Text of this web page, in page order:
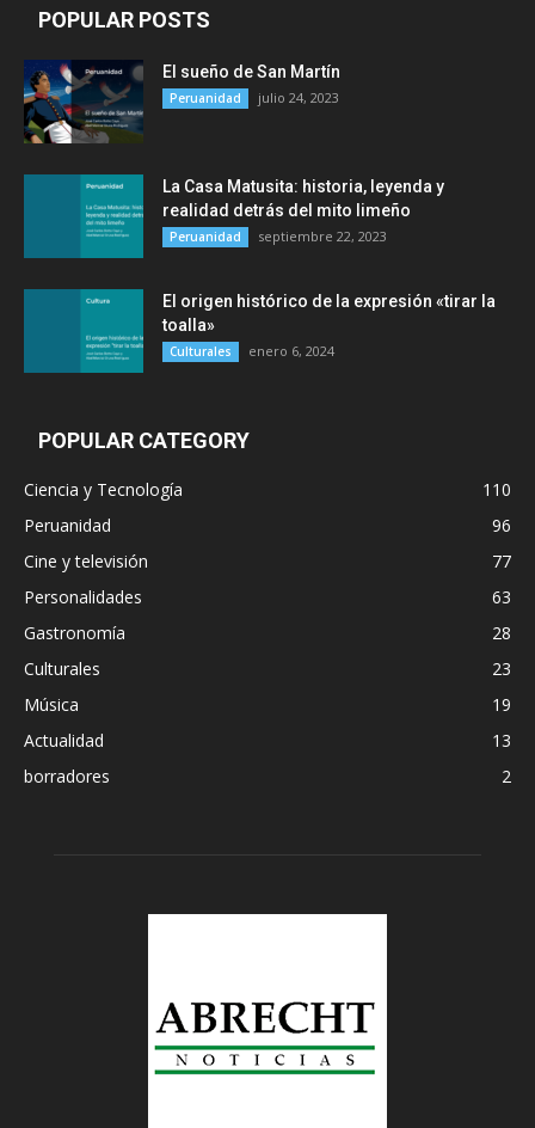
POPULAR POSTS
El sueño de San Martín
Peruanidad julio 24, 2023
La Casa Matusita: historia, leyenda y
realidad detrás del mito limeño
Peruanidad septiembre 22, 2023
El origen histórico de la expresión «tirar la
toalla»
Culturales enero 6, 2024
POPULAR CATEGORY
Ciencia y Tecnología
110
Peruanidad
96
Cine y televisión
77
Personalidades
63
Gastronomía
28
Culturales
23
Música
19
Actualidad
13
borradores
2